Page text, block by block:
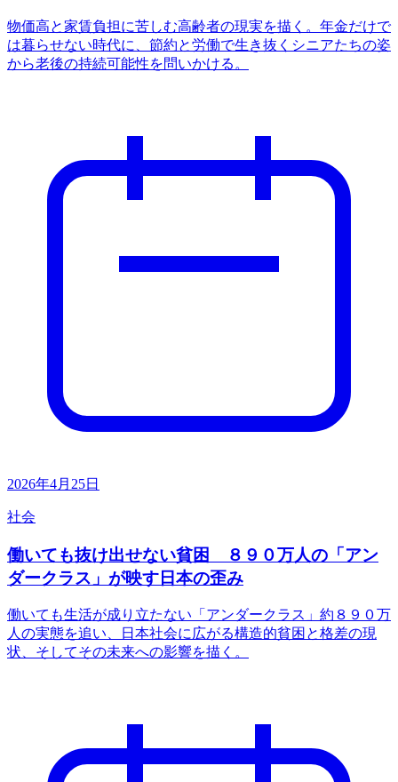
物価高と家賃負担に苦しむ高齢者の現実を描く。年金だけで
は暮らせない時代に、節約と労働で生き抜くシニアたちの姿
から老後の持続可能性を問いかける。
2026年4月25日
社会
働いても抜け出せない貧困 ８９０万人の「アン
ダークラス」が映す日本の歪み
働いても生活が成り立たない「アンダークラス」約８９０万
人の実態を追い、日本社会に広がる構造的貧困と格差の現
状、そしてその未来への影響を描く。